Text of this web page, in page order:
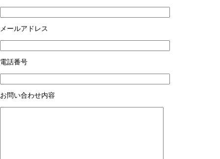
メールアドレス
電話番号
お問い合わせ内容